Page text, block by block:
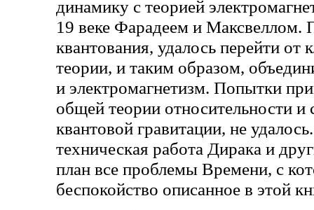
динамику с теорией
19 веке Фарадеем и Максвеллом.
квантования, удалось перейти от
теории, и таким образом,
и электромагнетизм. Попытки
общей теории относительности и
квантовой гравитации, не
техническая работа Дирака и
план все проблемы Времени, с
беспокойство описанное в этой